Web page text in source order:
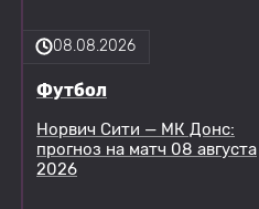
08.08.2026
Футбол
Норвич Сити — МК Донс:
прогноз на матч 08 августа
2026